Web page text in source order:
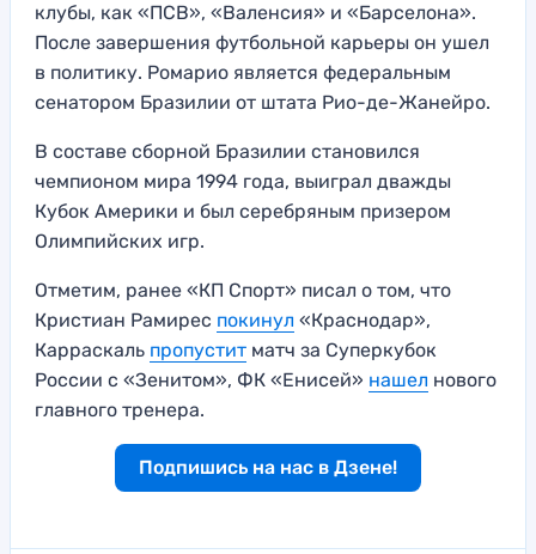
клубы, как «ПСВ», «Валенсия» и «Барселона».
После завершения футбольной карьеры он ушел
в политику. Ромарио является федеральным
сенатором Бразилии от штата Рио-де-Жанейро.
В составе сборной Бразилии становился
чемпионом мира 1994 года, выиграл дважды
Кубок Америки и был серебряным призером
Олимпийских игр.
Отметим, ранее «КП Спорт» писал о том, что
Кристиан Рамирес покинул «Краснодар»,
Карраскаль пропустит матч за Суперкубок
России с «Зенитом», ФК «Енисей» нашел нового
главного тренера.
Подпишись на нас в Дзене!